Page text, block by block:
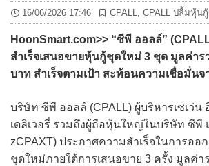
16/06/2026 17:46 CPALL CPALL ปลื้มหุ้นกู้
HoonSmart.com>> “ซีพี ออลล์”
สำเร็จเสนอขายหุ้นกู้ชุดใหม่ 3 ชุด มูลค่าร
บาท สำเร็จตามเป้า สะท้อนความเชื่อมั่น
บริษัท ซีพี ออลล์ (CPALL) ผู้บริหารเซเว่น
เดลิเวอรี่ รวมถึงผู้ถือหุ้นใหญ่ในบริษัท ซีพี
zCPAXT) ประกาศความสำเร็จในการออ
ชุดใหม่ภายใต้การเสนอขาย 3 ครั้ง มูลค่า